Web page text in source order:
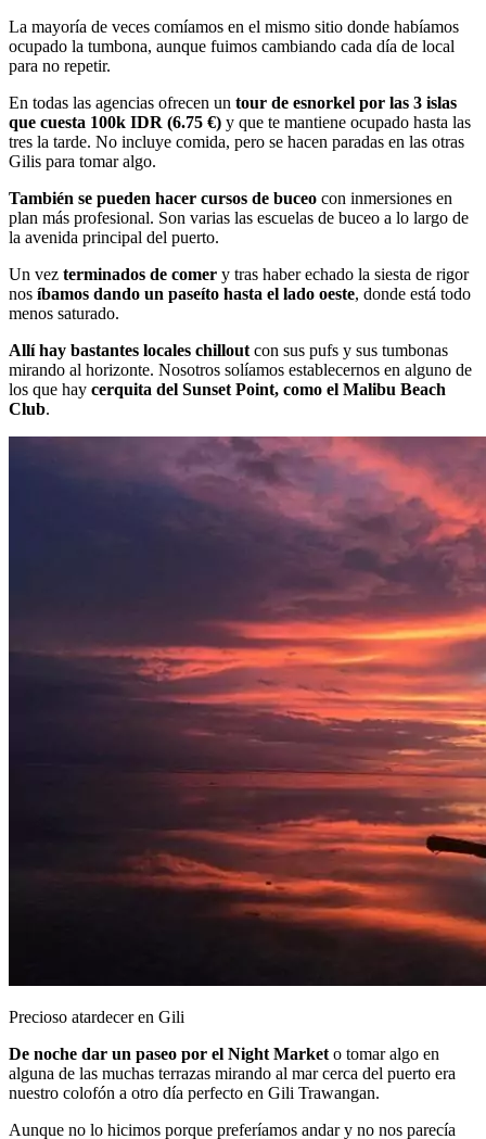
La mayoría de veces comíamos en el mismo sitio donde habíamos
ocupado la tumbona, aunque fuimos cambiando cada día de local
para no repetir.
En todas las agencias ofrecen un tour de esnorkel por las 3 islas
que cuesta 100k IDR (6.75 €) y que te mantiene ocupado hasta las
tres la tarde. No incluye comida, pero se hacen paradas en las otras
Gilis para tomar algo.
También se pueden hacer cursos de buceo con inmersiones en
plan más profesional. Son varias las escuelas de buceo a lo largo de
la avenida principal del puerto.
Un vez terminados de comer y tras haber echado la siesta de rigor
nos íbamos dando un paseíto hasta el lado oeste, donde está todo
menos saturado.
Allí hay bastantes locales chillout con sus pufs y sus tumbonas
mirando al horizonte. Nosotros solíamos establecernos en alguno de
los que hay cerquita del Sunset Point, como el Malibu Beach
Club.
Precioso atardecer en Gili
De noche dar un paseo por el Night Market o tomar algo en
alguna de las muchas terrazas mirando al mar cerca del puerto era
nuestro colofón a otro día perfecto en Gili Trawangan.
Aunque no lo hicimos porque preferíamos andar y no nos parecía